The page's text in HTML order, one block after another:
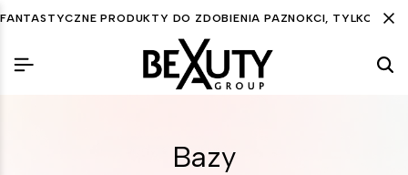
FANTASTYCZNE PRODUKTY DO ZDOBIENIA PAZNOKCI, TYLKO DLA
Bazy